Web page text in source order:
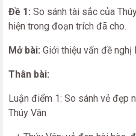
Đề 1: So sánh tài sắc của
hiện trong đoạn trích đã cho.
Mở bài: Giới thiệu vấn đề nghị
Thân bài:
Luận điểm 1: So sánh vẻ đẹp
Thúy Vân